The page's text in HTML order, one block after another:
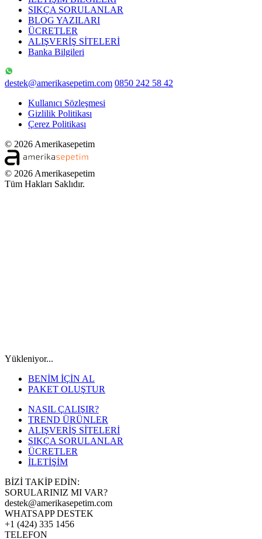
SIKÇA SORULANLAR
BLOG YAZILARI
ÜCRETLER
ALIŞVERİŞ SİTELERİ
Banka Bilgileri
destek@amerikasepetim.com 0850 242 58 42
Kullanıcı Sözleşmesi
Gizlilik Politikası
Çerez Politikası
© 2026 Amerikasepetim
© 2026 Amerikasepetim
Tüm Hakları Saklıdır.
Yükleniyor...
BENİM İÇİN AL
PAKET OLUŞTUR
NASIL ÇALIŞIR?
TREND ÜRÜNLER
ALIŞVERİŞ SİTELERİ
SIKÇA SORULANLAR
ÜCRETLER
İLETİŞİM
BİZİ TAKİP EDİN:
SORULARINIZ MI VAR?
destek@amerikasepetim.com
WHATSAPP DESTEK
+1 (424) 335 1456
TELEFON